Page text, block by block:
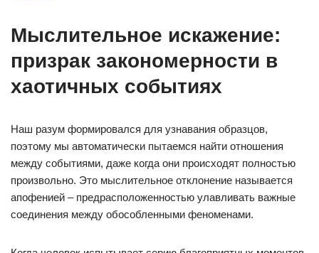
Мыслительное искажение:
призрак закономерности в
хаотичных событиях
Наш разум формировался для узнавания образцов,
поэтому мы автоматически пытаемся найти отношения
между событиями, даже когда они происходят полностью
произвольно. Это мыслительное отклонение называется
апофенией – предрасположенностью улавливать важные
соединения между обособленными феноменами.